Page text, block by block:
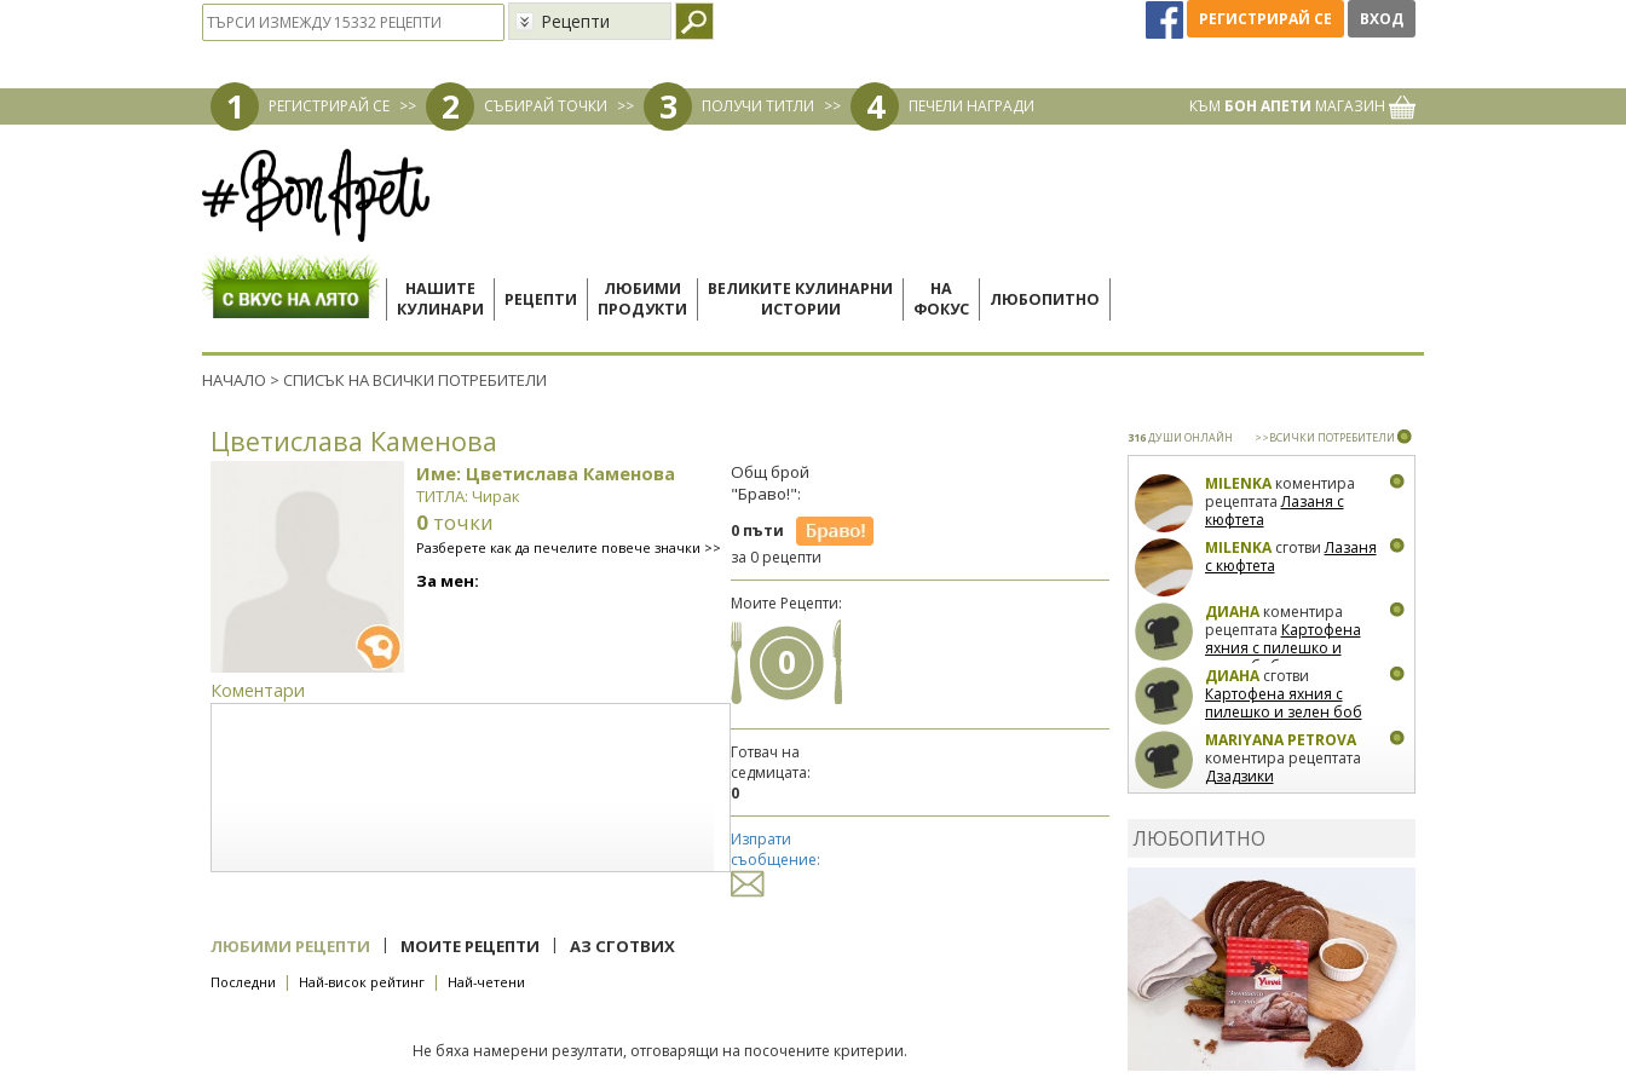
Рецепти РЕГИСТРИРАЙ СЕ ВХОД
1 РЕГИСТРИРАЙ СЕ >> 2 СЪБИРАЙ ТОЧКИ >> 3 ПОЛУЧИ ТИТЛИ >> 4 ПЕЧЕЛИ НАГРАДИ КЪМ БОН АПЕТИ МАГАЗИН
НАШИТЕ
КУЛИНАРИ
РЕЦЕПТИ
ЛЮБИМИ
ПРОДУКТИ
ВЕЛИКИТЕ КУЛИНАРНИ
ИСТОРИИ
НА
ФОКУС
ЛЮБОПИТНО
НАЧАЛО > СПИСЪК НА ВСИЧКИ ПОТРЕБИТЕЛИ
Цветислава Каменова
Име: Цветислава Каменова
ТИТЛА: Чирак
0 точки
Разберете как да печелите повече значки >>
За мен:
Коментари
Общ брой
"Браво!":
0 пъти
за 0 рецепти
Моите Рецепти:
0
Готвач на
седмицата:
0
Изпрати
съобщение:
ЛЮБИМИ РЕЦЕПТИ | МОИТЕ РЕЦЕПТИ | АЗ СГОТВИХ
Последни | Най-висок рейтинг | Най-четени
Не бяха намерени резултати, отговарящи на посочените критерии.
316ДУШИ ОНЛАЙН >>ВСИЧКИ ПОТРЕБИТЕЛИ
MILENKAкоментира
рецептатаЛазаня с
кюфтета
MILENKAсготвиЛазаня
с кюфтета
ДИАНАкоментира
рецептата Картофена
яхния с пилешко и
зелен боб
ДИАНАсготви
Картофена яхния с
пилешко и зелен боб
MARIYANA PETROVA
коментира рецептата
Дзадзики
сготвиДзадзики
ЛЮБОПИТНО